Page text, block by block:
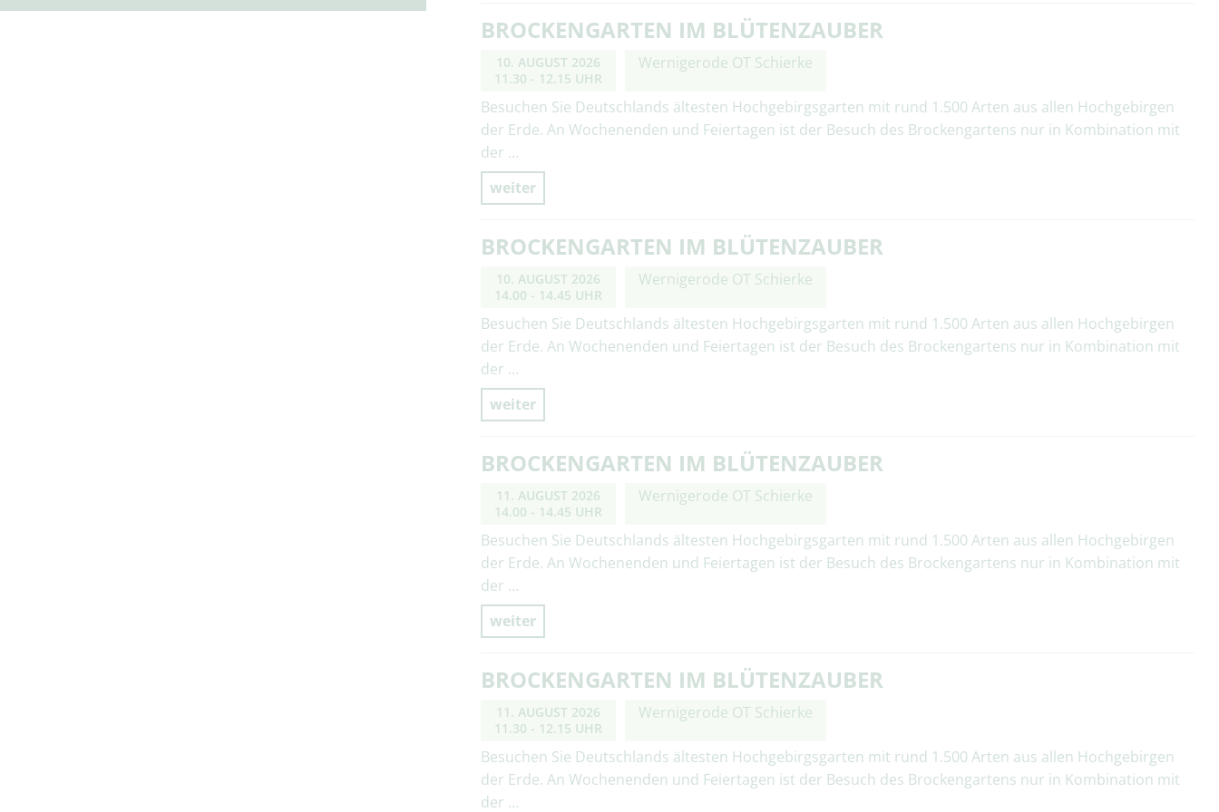
BROCKENGARTEN IM BLÜTENZAUBER
10. AUGUST 2026
11.30 - 12.15 UHR
Wernigerode OT Schierke
Besuchen Sie Deutschlands ältesten Hochgebirgsgarten mit rund 1.500 Arten aus allen Hochgebirgen
der Erde. An Wochenenden und Feiertagen ist der Besuch des Brockengartens nur in Kombination mit
der …
weiter
BROCKENGARTEN IM BLÜTENZAUBER
10. AUGUST 2026
14.00 - 14.45 UHR
Wernigerode OT Schierke
Besuchen Sie Deutschlands ältesten Hochgebirgsgarten mit rund 1.500 Arten aus allen Hochgebirgen
der Erde. An Wochenenden und Feiertagen ist der Besuch des Brockengartens nur in Kombination mit
der …
weiter
BROCKENGARTEN IM BLÜTENZAUBER
11. AUGUST 2026
14.00 - 14.45 UHR
Wernigerode OT Schierke
Besuchen Sie Deutschlands ältesten Hochgebirgsgarten mit rund 1.500 Arten aus allen Hochgebirgen
der Erde. An Wochenenden und Feiertagen ist der Besuch des Brockengartens nur in Kombination mit
der …
weiter
BROCKENGARTEN IM BLÜTENZAUBER
11. AUGUST 2026
11.30 - 12.15 UHR
Wernigerode OT Schierke
Besuchen Sie Deutschlands ältesten Hochgebirgsgarten mit rund 1.500 Arten aus allen Hochgebirgen
der Erde. An Wochenenden und Feiertagen ist der Besuch des Brockengartens nur in Kombination mit
der …